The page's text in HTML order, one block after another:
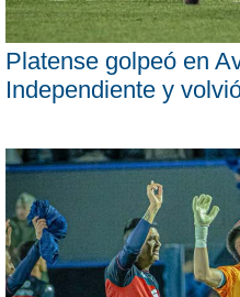
Platense golpeó en
Independiente y